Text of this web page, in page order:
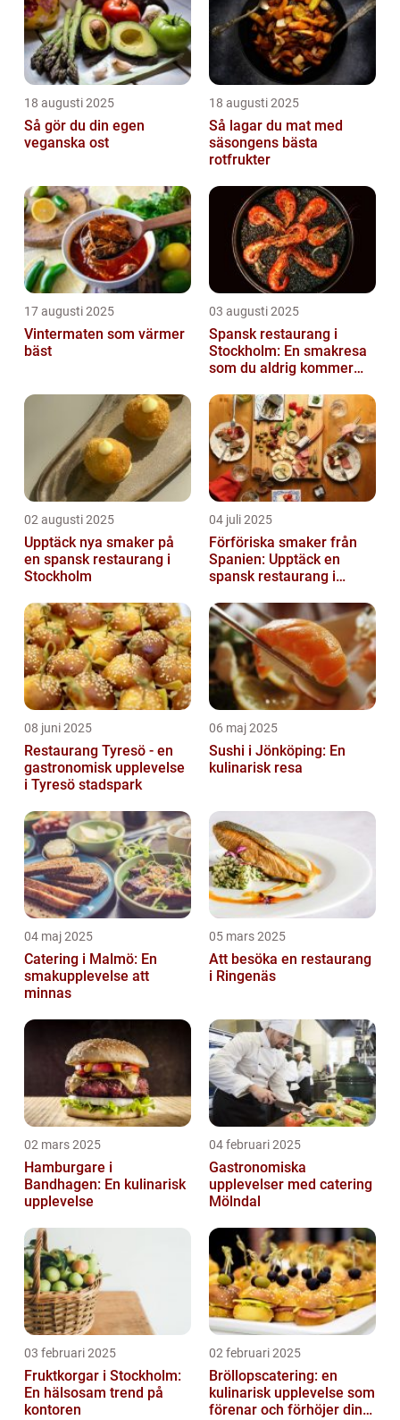
18 augusti 2025
Så gör du din egen
veganska ost
18 augusti 2025
Så lagar du mat med
säsongens bästa
rotfrukter
17 augusti 2025
Vintermaten som värmer
bäst
03 augusti 2025
Spansk restaurang i
Stockholm: En smakresa
som du aldrig kommer
02 augusti 2025
Upptäck nya smaker på
en spansk restaurang i
Stockholm
04 juli 2025
Förföriska smaker från
Spanien: Upptäck en
spansk restaurang i
08 juni 2025
Restaurang Tyresö - en
gastronomisk upplevelse
i Tyresö stadspark
06 maj 2025
Sushi i Jönköping: En
kulinarisk resa
04 maj 2025
Catering i Malmö: En
smakupplevelse att
minnas
05 mars 2025
Att besöka en restaurang
i Ringenäs
02 mars 2025
Hamburgare i
Bandhagen: En kulinarisk
upplevelse
04 februari 2025
Gastronomiska
upplevelser med catering
Mölndal
03 februari 2025
Fruktkorgar i Stockholm:
En hälsosam trend på
kontoren
02 februari 2025
Bröllopscatering: en
kulinarisk upplevelse som
förenar och förhöjer din